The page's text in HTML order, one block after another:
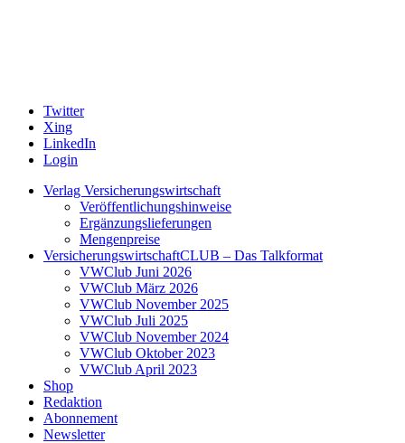
Twitter
Xing
LinkedIn
Login
Verlag Versicherungswirtschaft
Veröffentlichungshinweise
Ergänzungslieferungen
Mengenpreise
VersicherungswirtschaftCLUB – Das Talkformat
VWClub Juni 2026
VWClub März 2026
VWClub November 2025
VWClub Juli 2025
VWClub November 2024
VWClub Oktober 2023
VWClub April 2023
Shop
Redaktion
Abonnement
Newsletter